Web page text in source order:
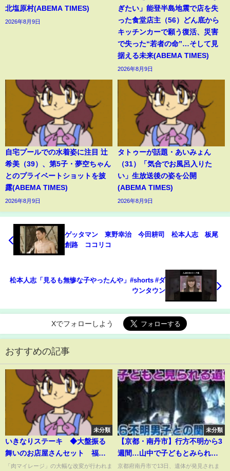
北塩原村(ABEMA TIMES)
2026年8月9日
ぎたい」能登半島地震で店を失
った食堂店主（56）どん底から
キッチンカーで願う復活、災害
で失った“若者の命”…そして見
据える未来(ABEMA TIMES)
2026年8月9日
自宅プールでの水着姿に注目 辻
希美（39）、第5子・夢空ちゃん
とのプライベートショットを披
露(ABEMA TIMES)
2026年8月9日
タトゥーが話題・あいみょん
（31）「気合でお風呂入りた
い」生放送後の姿を公開
(ABEMA TIMES)
2026年8月9日
ゲッタマン 東野幸治 今田耕司 松本人志 板尾
創路 ココリコ
松本人志「見るも無惨な子やったんや」#shorts #ダ
ウンタウン
Xでフォローしよう
おすすめの記事
未分類
いきなりステーキ ◆大盤振る
舞いのお店屋さんセット 福袋
2021 Aセット 【気になる商
「肉マイレージ」の大幅な改変が行われま
未分類
【京都・南丹市】行方不明から3
週間…山中で子どもとみられる
遺体発見 小6不明男子との関連
京都府南丹市で13日、遺体が発見されま